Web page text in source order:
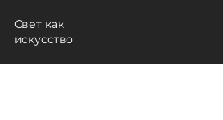
Свет как
искусство